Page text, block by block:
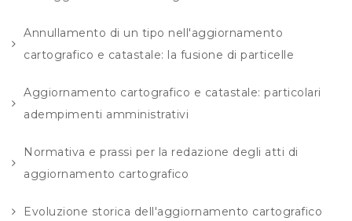
Annullamento di un tipo nell'aggiornamento
cartografico e catastale: la fusione di particelle
Aggiornamento cartografico e catastale: particolari
adempimenti amministrativi
Normativa e prassi per la redazione degli atti di
aggiornamento cartografico
Evoluzione storica dell'aggiornamento cartografico